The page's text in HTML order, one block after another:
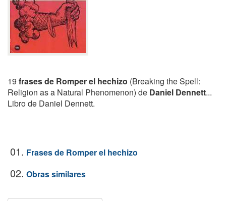
19 frases de Romper el hechizo (Breaking the Spell:
Religion as a Natural Phenomenon) de Daniel Dennett...
Libro de Daniel Dennett.
01. Frases de Romper el hechizo
02. Obras similares